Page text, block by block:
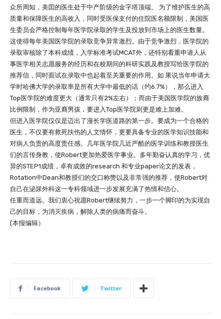
众所周知，美囯的医生处于中产阶级的金字塔顶端。 为了维护医生的高
质量和保障医生的高收入，同时受医保支付的住院医名额限制，美国医
生委员会严格控制每年医学院录取的学生及投放到市场上的医生数量。
这使得每年美国医学院的录取竞争异常激烈。由于竞争激烈，医学院的
录取审核除了本科成绩，入学标准考试MCAT外，还特别看重申请人从
事医学相关志愿服务的经历和在校期间的科研实践及教授写给医学院的
推荐信，同时面试在录取中也起着至关重要的作用。如 果说当年申请大
学时哈佛大学的录取率是所有大学中最低的话（约6.7%），那么进入
Top医学院的难度更大（通常只有2%左右）；而由于美国医学院的族裔
比例限制，作为亚裔男孩，要进入Top医学院则更是难上加难。
但进入医学院仅仅是迈出了漫长学医道路的第一步。要成为一个合格的
医生，不仅要有救死扶伤的人文情怀，更要具备专业的医学知识技能和
对病人负责的高度责任感。几年医学院几近严酷的医学训练和教授医生
们的言传身教，使Robert更加热爱医学事业。多年勤奋认真的学习，优
异的STEP1成绩，卓有成效的research 和专业paper论文的发表，
Rotation中Dean和教授们的交口称赞以及非常强的推荐，使Robert对
自己在泌尿外科这一专科领域进一步发展充满了热情和信心。
任重而道远。我们衷心祝愿Robert继续努力，一步一个脚印的为实现自
己的目标，为消灭疾病，解除人类的病痛而奋斗。
(本报编辑）
Facebook Twitter